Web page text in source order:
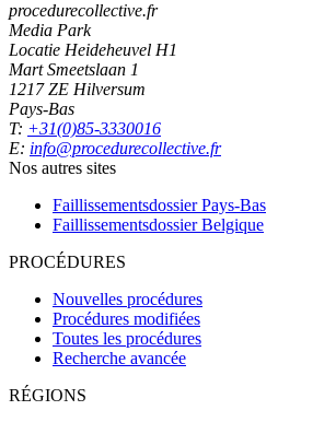
procedurecollective.fr
Media Park
Locatie Heideheuvel H1
Mart Smeetslaan 1
1217 ZE Hilversum
Pays-Bas
T: +31(0)85-3330016
E: info@procedurecollective.fr
Nos autres sites
Faillissementsdossier Pays-Bas
Faillissementsdossier Belgique
PROCÉDURES
Nouvelles procédures
Procédures modifiées
Toutes les procédures
Recherche avancée
RÉGIONS